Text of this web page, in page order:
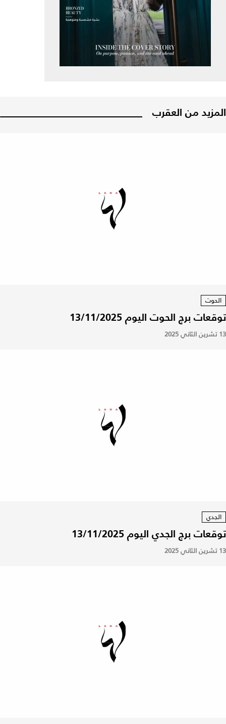
المزيد من العقرب
الحوت
توقعات برج الحوت اليوم 13/11/2025
13 تشرين الثاني 2025
الجدي
توقعات برج الجدي اليوم 13/11/2025
13 تشرين الثاني 2025